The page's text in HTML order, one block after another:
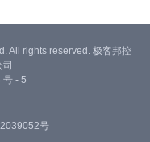
All rights reserved. 极客邦控
号 - 5
号